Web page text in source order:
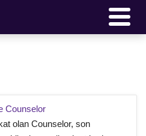
Counselor
olan Counselor, son